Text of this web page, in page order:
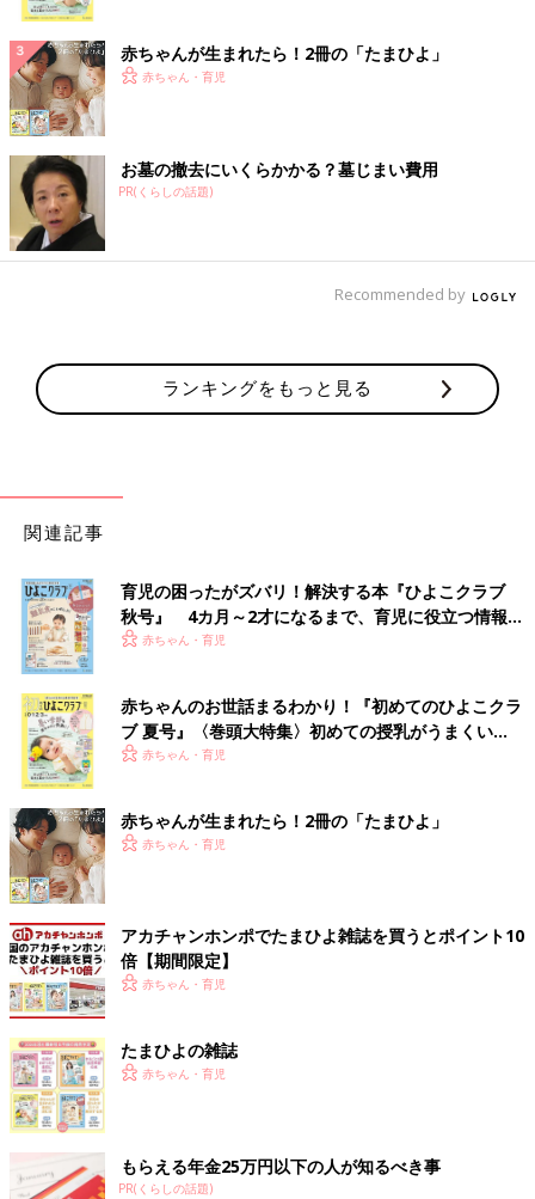
赤ちゃんが生まれたら！2冊の「たまひよ」
赤ちゃん・育児
お墓の撤去にいくらかかる？墓じまい費用
PR(くらしの話題)
Recommended by
ランキングをもっと見る
関連記事
育児の困ったがズバリ！解決する本『ひよこクラブ
秋号』 4カ月～2才になるまで、育児に役立つ情報が
いっぱい！
赤ちゃん・育児
赤ちゃんのお世話まるわかり！『初めてのひよこクラ
ブ 夏号』〈巻頭大特集〉初めての授乳がうまくい
く！ おっぱい・ミルクの基本と夏のトラブル 解決テ
赤ちゃん・育児
赤ちゃんが生まれたら！2冊の「たまひよ」
赤ちゃん・育児
アカチャンホンポでたまひよ雑誌を買うとポイント10
倍【期間限定】
赤ちゃん・育児
たまひよの雑誌
赤ちゃん・育児
もらえる年金25万円以下の人が知るべき事
PR(くらしの話題)